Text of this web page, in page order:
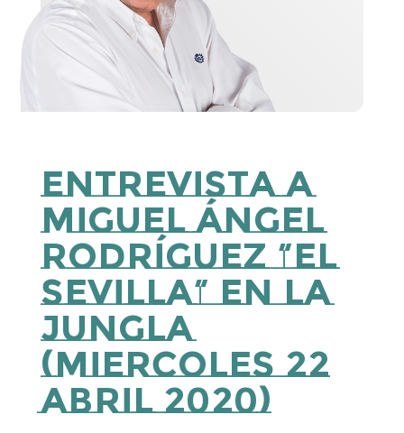
Entrevista a
Miguel Ángel
Rodríguez “El
Sevilla” en La
Jungla
(miercoles 22
abril 2020)